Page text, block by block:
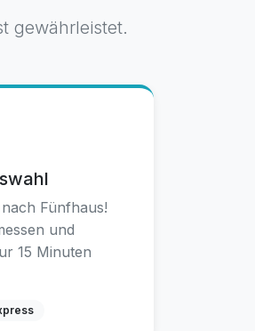
gewährleistet.
Fünfhaus!
und
15 Minuten